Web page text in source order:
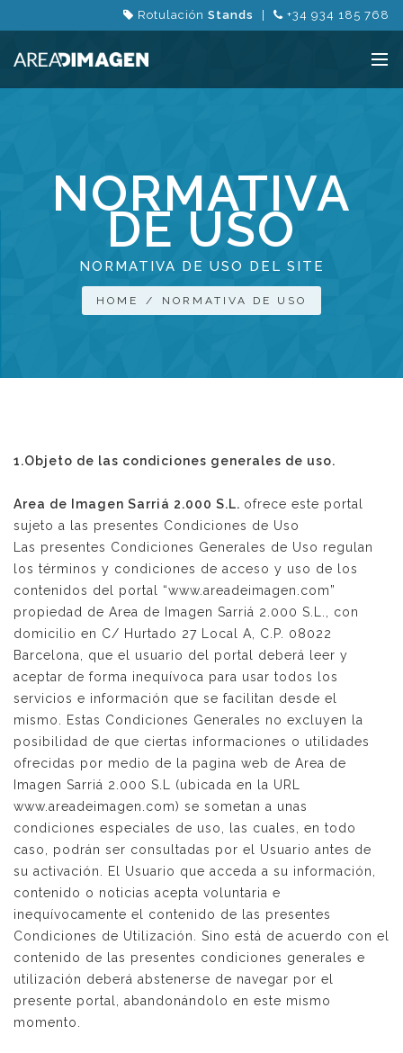
Rotulación Stands +34 934 185 768
NORMATIVA
DE USO
NORMATIVA
DEL
NORMATIVA DE USO DEL SITE
HOME / NORMATIVA DE USO
1.Objeto de las condiciones generales de uso.
Area de Imagen Sarriá 2.000 S.L. ofrece este portal
sujeto a las presentes Condiciones de Uso
Las presentes Condiciones Generales de Uso regulan
los términos y condiciones de acceso y uso de los
contenidos del portal “www.areadeimagen.com”
propiedad de Area de Imagen Sarriá 2.000 S.L., con
domicilio en C/ Hurtado 27 Local A, C.P. 08022
Barcelona, que el usuario del portal deberá leer y
aceptar de forma inequívoca para usar todos los
servicios e información que se facilitan desde el
mismo. Estas Condiciones Generales no excluyen la
posibilidad de que ciertas informaciones o utilidades
ofrecidas por medio de la pagina web de Area de
Imagen Sarriá 2.000 S.L (ubicada en la URL
www.areadeimagen.com) se sometan a unas
condiciones especiales de uso, las cuales, en todo
caso, podrán ser consultadas por el Usuario antes de
su activación. El Usuario que acceda a su información,
contenido o noticias acepta voluntaria e
inequívocamente el contenido de las presentes
Condiciones de Utilización. Sino está de acuerdo con el
contenido de las presentes condiciones generales e
utilización deberá abstenerse de navegar por el
presente portal, abandonándolo en este mismo
momento.